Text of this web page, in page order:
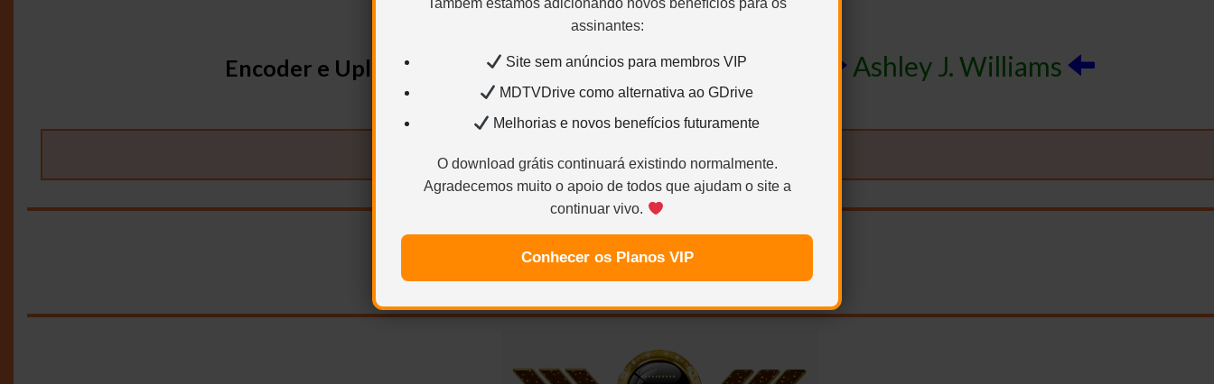
Também estamos adicionando novos benefícios para os
assinantes:
Site sem anúncios para membros VIP
MDTVDrive como alternativa ao GDrive
Melhorias e novos benefícios futuramente
O download grátis continuará existindo normalmente.
Agradecemos muito o apoio de todos que ajudam o site a
continuar vivo.
Conhecer os Planos VIP
Encoder e Uploader CaNNIBal Tradução: Legenda Ashley J. Williams
NOTA (CaNNIbal)